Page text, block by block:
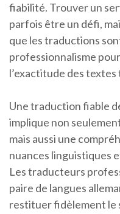
fiabilité. Trouver un
parfois être un défi,
que les traductions
professionnalisme
l’exactitude des
Une traduction fiable
implique non
mais aussi une
nuances linguistiques
Les traducteurs
paire de langues
restituer fidèlement le